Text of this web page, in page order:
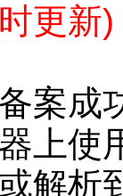
更新)
案成
上使
解析